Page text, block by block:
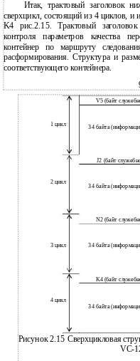
Итак, трактовый заголовок
сверхцикл, состоящий из 4 циклов, и
K4 рис.2.15. Трактовый
контроля параметров качества
контейнер по маршруту
расформирования. Структура и
соответствующего контейнера.
V5 (байт
1 цикл 34 байта
J2 (байт
2 цикл
34 байта
N2 (байт
3 цикл 34 байта
K4 (байт
4 цикл
34 байта
Рисунок 2.15 Сверхцикловая
VС-